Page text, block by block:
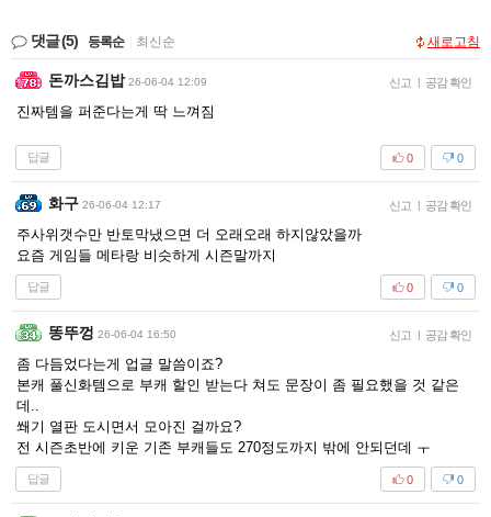
댓글(5) 등록순 최신순 새로고침
돈까스김밥 26-06-04 12:09 신고 | 공감 확인
진짜템을 퍼준다는게 딱 느껴짐
답글 0
0
화구 26-06-04 12:17 신고 | 공감 확인
주사위갯수만 반토막냈으면 더 오래오래 하지않았을까
요즘 게임들 메타랑 비슷하게 시즌말까지
답글 0
0
똥뚜껑 26-06-04 16:50 신고 | 공감 확인
좀 다듬었다는게 업글 말씀이죠?
본캐 풀신화템으로 부캐 할인 받는다 쳐도 문장이 좀 필요했을 것 같은
데..
쐐기 열판 도시면서 모아진 걸까요?
전 시즌초반에 키운 기존 부캐들도 270정도까지 밖에 안되던데 ㅜ
답글 0
0